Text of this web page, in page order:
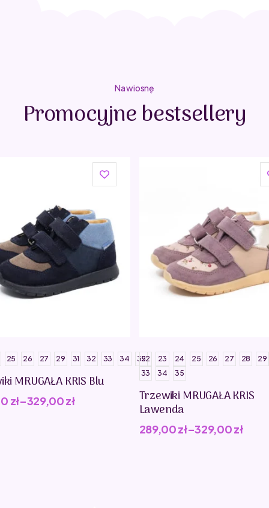
Na wiosnę
Promocyjne bestsellery
25 26 27 29 31 32 33 34 35
MRUGAŁA KRIS Blu
zł–329,00zł
22 23 24 25 26 27 28 29
33
34 35
Trzewiki MRUGAŁA KRIS
Lawenda
289,00zł–329,00zł